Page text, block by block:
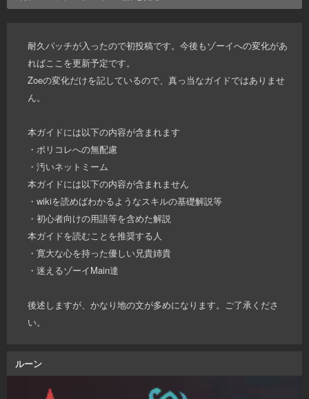
耐久パッチが入ったので初投稿です。今後もゾーイへの変化があ
ればここを更新予定です。
Zoeの変化だけを記しているので、真っ当なガイドではありませ
ん。
本ガイドには以下の内容が含まれます
・ポリコレへの無配慮
・汚いネットミーム
本ガイドには以下の内容が含まれません
・wikiを読めばわかるようなスキルの基礎解説等
・初心者向けの用語等を含めた解説
本ガイドを読むことを推奨する人
・寛大な心を持った優しい兄貴姉貴
・迷えるゾーイMain達
後述しますが、かなり地の文が多めになります。ご了承くださ
い。
ルーン